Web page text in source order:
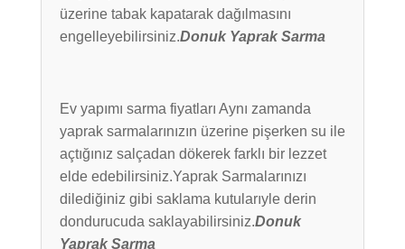
üzerine tabak kapatarak dağılmasını
engelleyebilirsiniz.Donuk Yaprak Sarma
Ev yapımı sarma fiyatları Aynı zamanda
yaprak sarmalarınızın üzerine pişerken su ile
açtığınız salçadan dökerek farklı bir lezzet
elde edebilirsiniz.Yaprak Sarmalarınızı
dilediğiniz gibi saklama kutularıyle derin
dondurucuda saklayabilirsiniz.Donuk
Yaprak Sarma